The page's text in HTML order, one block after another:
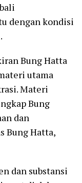
dengan kondisi
Bung Hatta
utama
Materi
Bung
dan
Bung Hatta,
dan substansi